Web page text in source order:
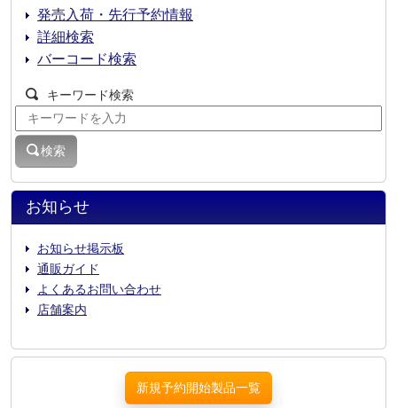
お知らせ
お知らせ掲示板
通販ガイド
よくあるお問い合わせ
店舗案内
発売入荷・先行予約情報
詳細検索
バーコード検索
キーワード検索
検索
新規予約開始製品一覧